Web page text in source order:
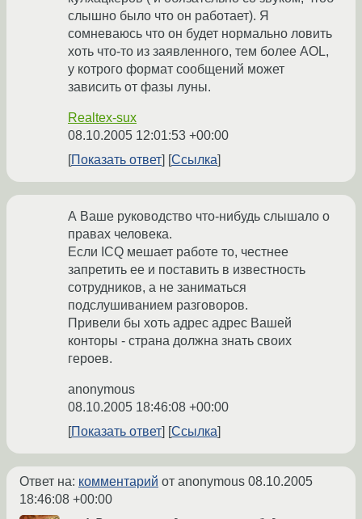
слышно было что он работает). Я
сомневаюсь что он будет нормально ловить
хоть что-то из заявленного, тем более AOL,
у котрого формат сообщений может
зависить от фазы луны.
Realtex-sux
08.10.2005 12:01:53 +00:00
Показать ответ
Ссылка
А Ваше руководство что-нибудь слышало о
правах человека.
Если ICQ мешает работе то, честнее
запретить ее и поставить в известность
сотрудников, а не заниматься
подслушиванием разговоров.
Привели бы хоть адрес адрес Вашей
конторы - страна должна знать своих
героев.
anonymous
08.10.2005 18:46:08 +00:00
Показать ответ
Ссылка
Ответ на: комментарий от anonymous 08.10.2005
18:46:08 +00:00